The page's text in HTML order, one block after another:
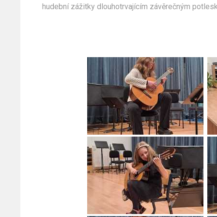
hudební zážitky dlouhotrvajícím závěrečným